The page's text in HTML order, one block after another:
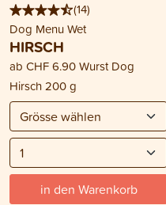
(14)
Dog Menu Wet
HIRSCH
ab CHF 6.90Wurst Dog
Hirsch 200 g
in den Warenkorb